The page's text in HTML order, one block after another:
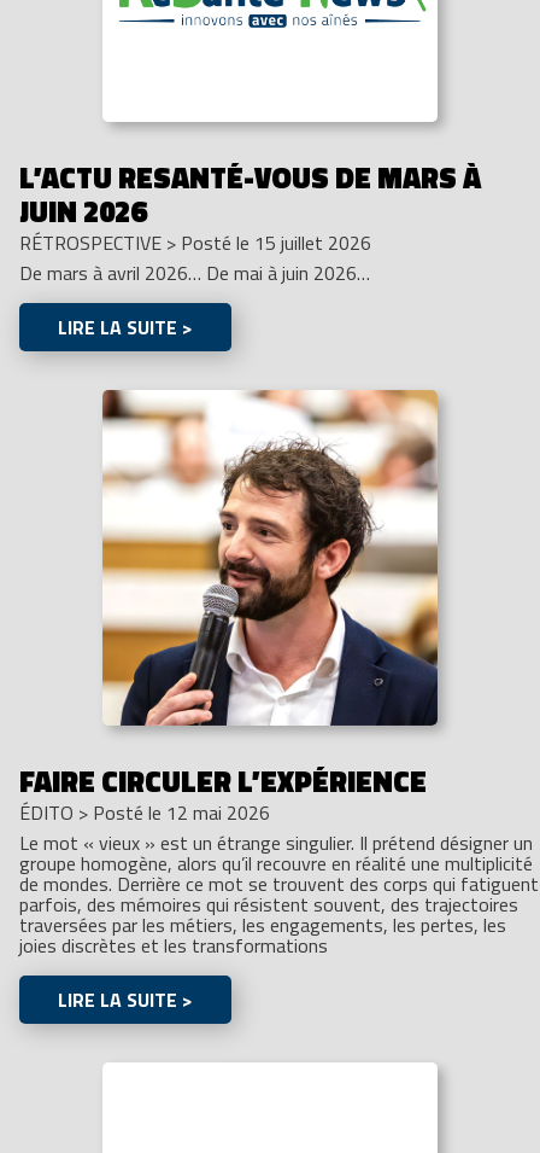
L’ACTU RESANTÉ-VOUS DE MARS À
JUIN 2026
RÉTROSPECTIVE > Posté le 15 juillet 2026
De mars à avril 2026… De mai à juin 2026…
LIRE LA SUITE >
FAIRE CIRCULER L’EXPÉRIENCE
ÉDITO > Posté le 12 mai 2026
Le mot « vieux » est un étrange singulier. Il prétend désigner un
groupe homogène, alors qu’il recouvre en réalité une multiplicité
de mondes. Derrière ce mot se trouvent des corps qui fatiguent
parfois, des mémoires qui résistent souvent, des trajectoires
traversées par les métiers, les engagements, les pertes, les
joies discrètes et les transformations
LIRE LA SUITE >